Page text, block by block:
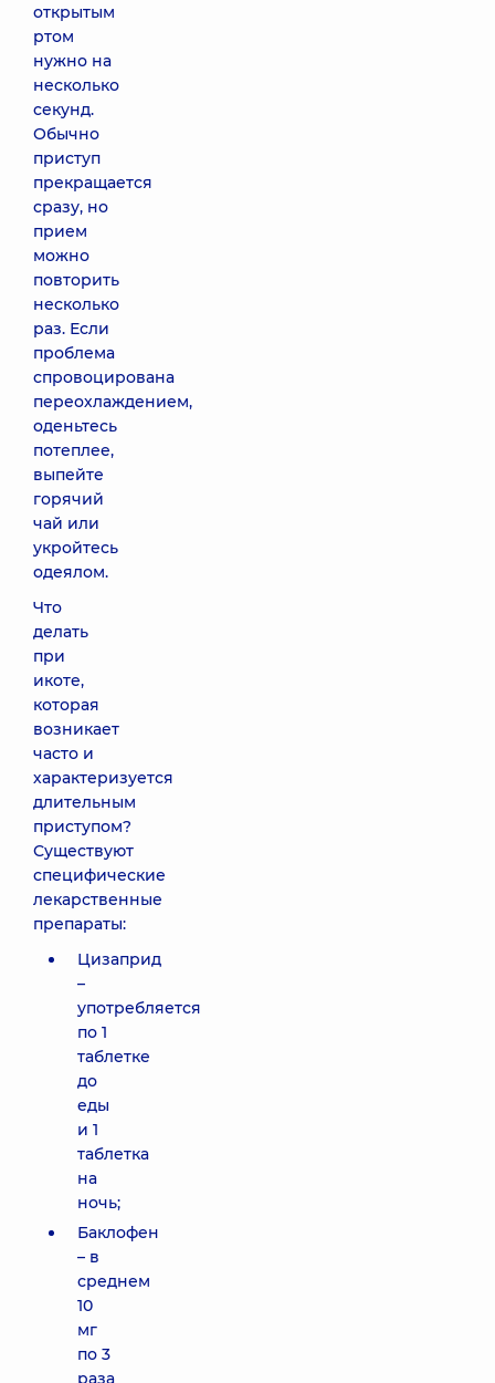
открытым
ртом
нужно на
несколько
секунд.
Обычно
приступ
прекращается
сразу, но
прием
можно
повторить
несколько
раз. Если
проблема
спровоцирована
переохлаждением,
оденьтесь
потеплее,
выпейте
горячий
чай или
укройтесь
одеялом.
Что
делать
при
икоте,
которая
возникает
часто и
характеризуется
длительным
приступом?
Существуют
специфические
лекарственные
препараты:
Цизаприд
–
употребляется
по 1
таблетке
до
еды
и 1
таблетка
на
ночь;
Баклофен
– в
среднем
10
мг
по 3
раза